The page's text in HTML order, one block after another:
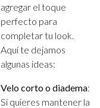
agregar el toque
perfecto para
completar tu look.
Aquí te dejamos
algunas ideas:
Velo corto o diadema:
Si quieres mantener la